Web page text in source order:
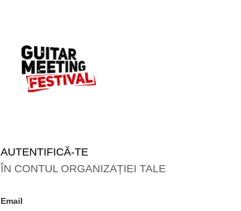
AUTENTIFICĂ-TE
ÎN CONTUL ORGANIZAȚIEI TALE
Email